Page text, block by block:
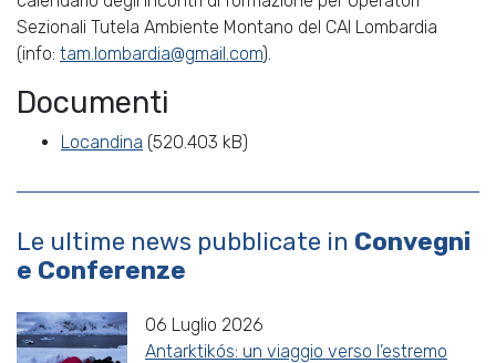
Sezionali Tutela Ambiente Montano del CAI Lombardia
(info: tam.lombardia@gmail.com).
Documenti
Locandina (520.403 kB)
Le ultime news pubblicate in Convegni
e Conferenze
06 Luglio 2026
Antarktikós: un viaggio verso l’estremo